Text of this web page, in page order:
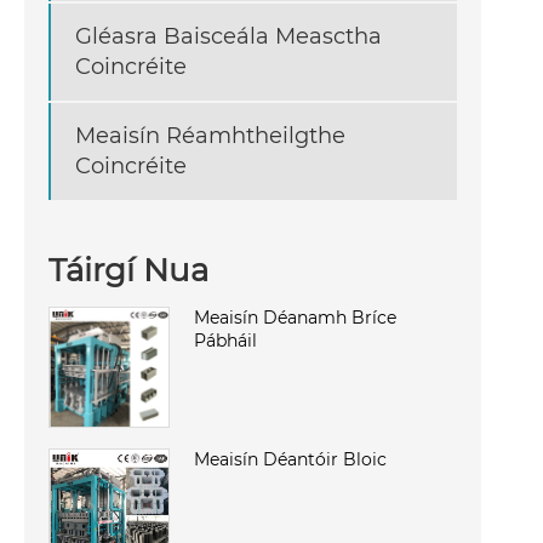
Gléasra Baisceála Measctha
Coincréite
Meaisín Réamhtheilgthe
Coincréite
Táirgí Nua
Meaisín Déanamh Bríce
Pábháil
Meaisín Déantóir Bloic